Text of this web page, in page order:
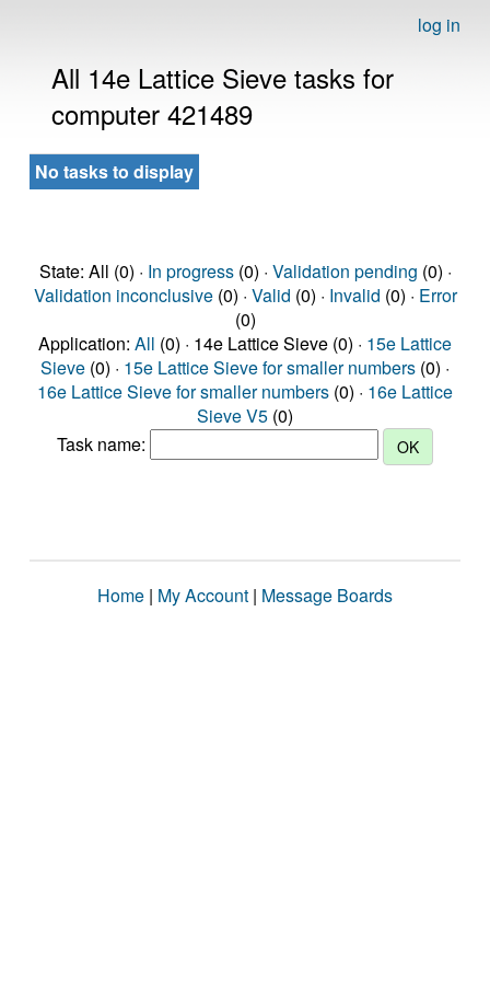
log in
All 14e Lattice Sieve tasks for
computer 421489
No tasks to display
State: All (0) · In progress(0) · Validation pending (0) ·
Validation inconclusive(0) · Valid (0) · Invalid (0) · Error
(0)
Application: All (0) · 14e Lattice Sieve (0) · 15e Lattice
Sieve (0) · 15e Lattice Sieve for smaller numbers (0) ·
16e Lattice Sieve for smaller numbers (0) · 16e Lattice
Sieve V5 (0)
Task name:
Home | My Account | Message Boards